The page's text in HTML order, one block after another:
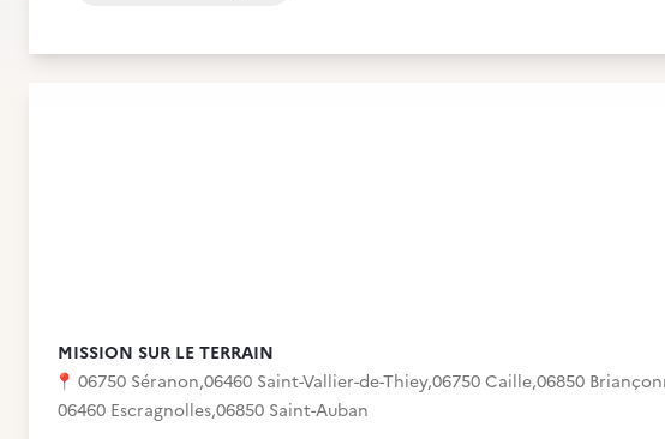
MISSION SUR LE TERRAIN
📍 06750 Séranon,06460 Saint-Vallier-de-Thiey,06750 Caille,06850
06460 Escragnolles,06850 Saint-Auban